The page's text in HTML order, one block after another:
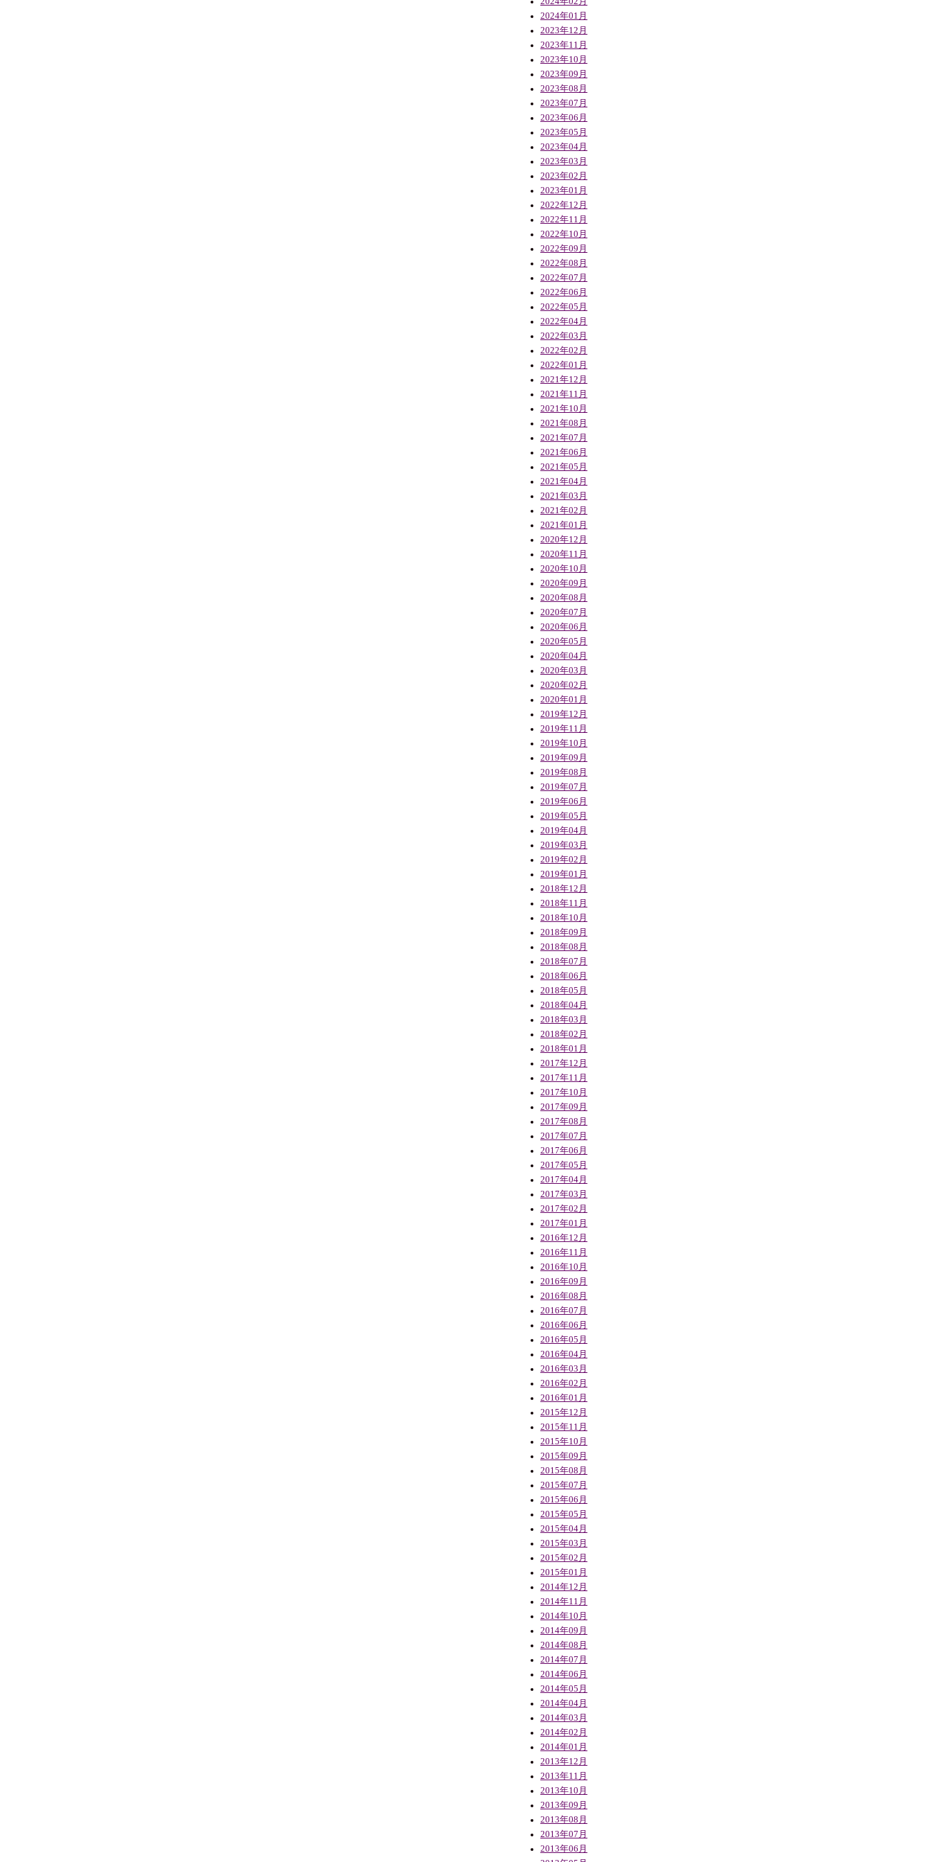
2024年01月
2023年12月
2023年11月
2023年10月
2023年09月
2023年08月
2023年07月
2023年06月
2023年05月
2023年04月
2023年03月
2023年02月
2023年01月
2022年12月
2022年11月
2022年10月
2022年09月
2022年08月
2022年07月
2022年06月
2022年05月
2022年04月
2022年03月
2022年02月
2022年01月
2021年12月
2021年11月
2021年10月
2021年08月
2021年07月
2021年06月
2021年05月
2021年04月
2021年03月
2021年02月
2021年01月
2020年12月
2020年11月
2020年10月
2020年09月
2020年08月
2020年07月
2020年06月
2020年05月
2020年04月
2020年03月
2020年02月
2020年01月
2019年12月
2019年11月
2019年10月
2019年09月
2019年08月
2019年07月
2019年06月
2019年05月
2019年04月
2019年03月
2019年02月
2019年01月
2018年12月
2018年11月
2018年10月
2018年09月
2018年08月
2018年07月
2018年06月
2018年05月
2018年04月
2018年03月
2018年02月
2018年01月
2017年12月
2017年11月
2017年10月
2017年09月
2017年08月
2017年07月
2017年06月
2017年05月
2017年04月
2017年03月
2017年02月
2017年01月
2016年12月
2016年11月
2016年10月
2016年09月
2016年08月
2016年07月
2016年06月
2016年05月
2016年04月
2016年03月
2016年02月
2016年01月
2015年12月
2015年11月
2015年10月
2015年09月
2015年08月
2015年07月
2015年06月
2015年05月
2015年04月
2015年03月
2015年02月
2015年01月
2014年12月
2014年11月
2014年10月
2014年09月
2014年08月
2014年07月
2014年06月
2014年05月
2014年04月
2014年03月
2014年02月
2014年01月
2013年12月
2013年11月
2013年10月
2013年09月
2013年08月
2013年07月
2013年06月